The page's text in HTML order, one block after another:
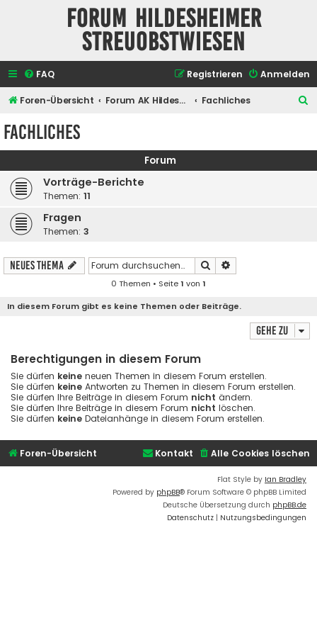
Forum Hildesheimer
Streuobstwiesen
FAQ Anmelden
Registrieren
Foren-Übersicht Forum AK Hildesheimer Streuobstwiesen Fachliches
e
Fachliches
Forum
Vorträge-Berichte
Themen: 11
Fragen
Themen: 3
Neues Thema Suche
0 Themen • Seite1 von 1
In diesem Forum gibt es keine Themen oder Beiträge.
Gehe zu
Berechtigungen in diesem Forum
Sie dürfen keine neuen Themen in diesem Forum erstellen.
Sie dürfen keine Antworten zu Themen in diesem Forum erstellen.
Sie dürfen Ihre Beiträge in diesem Forum nicht ändern.
Sie dürfen Ihre Beiträge in diesem Forum nicht löschen.
Sie dürfen keine Dateianhänge in diesem Forum erstellen.
Foren-Übersicht Alle Cookies löschen
Kontakt
Flat Style by Ian Bradley
Powered by phpBB® Forum Software © phpBB Limited
Deutsche Übersetzung durch phpBB.de
Datenschutz | Nutzungsbedingungen